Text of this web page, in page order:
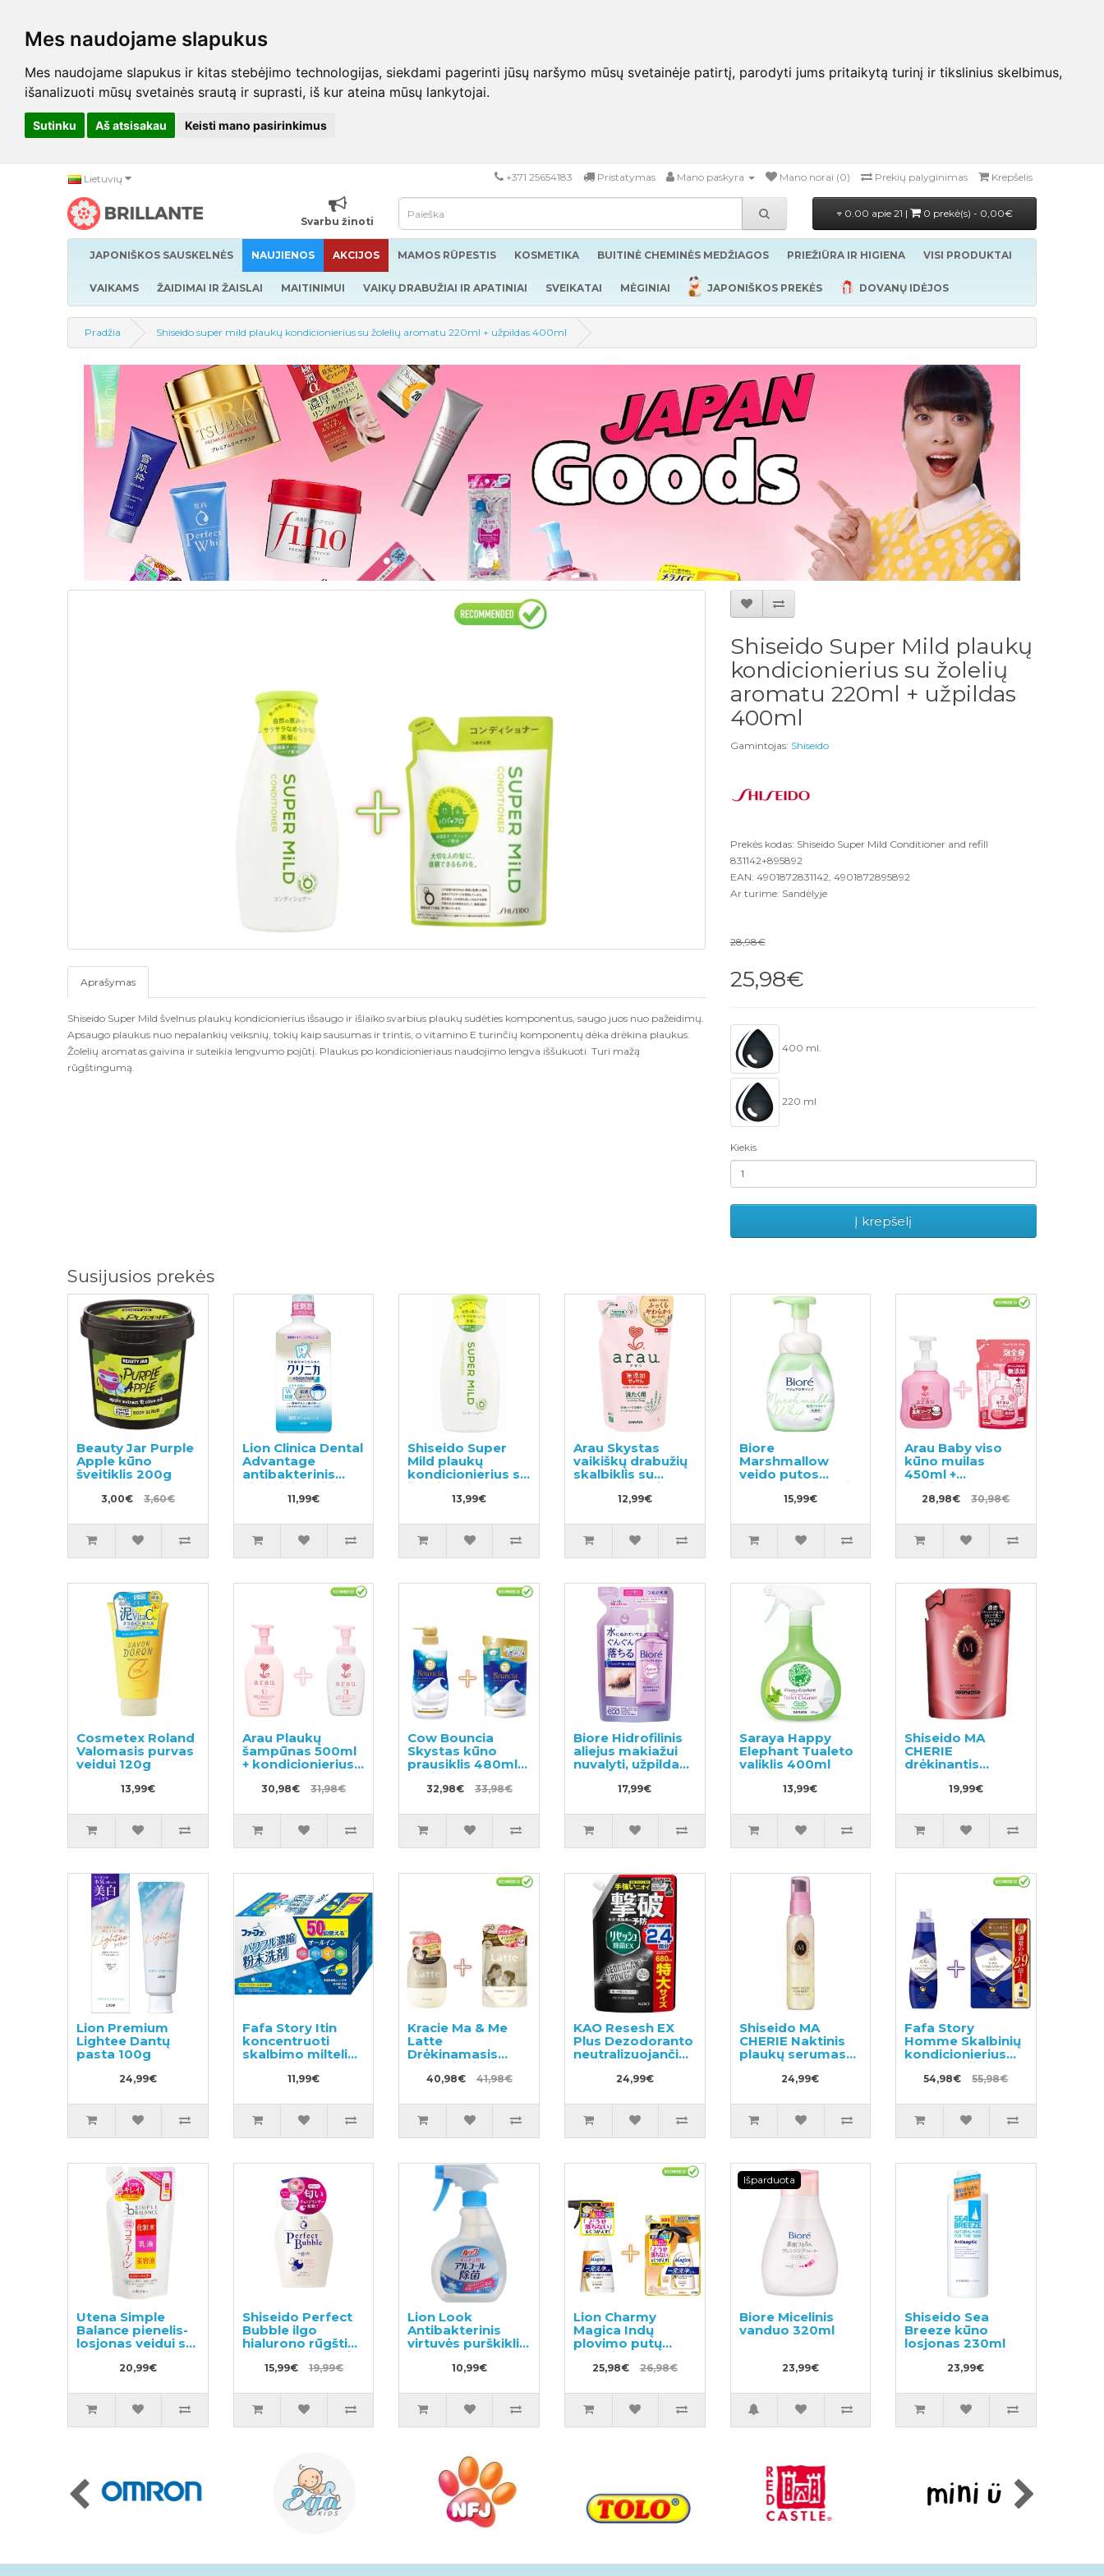
Mes naudojame slapukus
Mes naudojame slapukus ir kitas stebėjimo technologijas, siekdami pagerinti jūsų naršymo mūsų svetainėje patirtį, parodyti jums pritaikytą turinį ir tikslinius skelbimus,
išanalizuoti mūsų svetainės srautą ir suprasti, iš kur ateina mūsų lankytojai.
Sutinku Aš atsisakau Keisti mano pasirinkimus
Lietuvių +371 25654183 Pristatymas Mano paskyra Mano norai (0) Prekių palyginimas Krepšelis
Svarbu žinoti
0.00 apie 21 | 0 prekė(s) - 0,00€
JAPONIŠKOS SAUSKELNĖS NAUJIENOS AKCIJOS MAMOS RŪPESTIS KOSMETIKA BUITINĖ CHEMINĖS MEDŽIAGOS PRIEŽIŪRA IR HIGIENA VISI PRODUKTAI
VAIKAMS ŽAIDIMAI IR ŽAISLAI MAITINIMUI VAIKŲ DRABUŽIAI IR APATINIAI SVEIKATAI MĖGINIAI JAPONIŠKOS PREKĖS DOVANŲ IDĖJOS
Pradžia Shiseido super mild plaukų kondicionierius su žolelių aromatu 220ml + užpildas 400ml
Aprašymas
Shiseido Super Mild švelnus plaukų kondicionierius išsaugo ir išlaiko svarbius plaukų sudėties komponentus, saugo juos nuo pažeidimų.
Apsaugo plaukus nuo nepalankių veiksnių, tokių kaip sausumas ir trintis, o vitamino E turinčių komponentų dėka drėkina plaukus.
Žolelių aromatas gaivina ir suteikia lengvumo pojūtį. Plaukus po kondicionieriaus naudojimo lengva iššukuoti. Turi mažą
rūgštingumą.
Shiseido Super Mild plaukų
kondicionierius su žolelių
aromatu 220ml + užpildas
400ml
Gamintojas: Shiseido
Prekės kodas: Shiseido Super Mild Conditioner and refill
831142+895892
EAN: 4901872831142, 4901872895892
Ar turime: Sandėlyje
28,98€
25,98€
400 ml.
220 ml
Kiekis
Į krepšelį
Susijusios prekės
Beauty Jar Purple
Apple kūno
šveitiklis 200g
3,00€ 3,60€
Lion Clinica Dental
Advantage
antibakterinis
citrusinių vaisių
kvapo burnos
be alkoholio
450ml
11,99€
Shiseido Super
Mild plaukų
kondicionierius su
žolelių aromatu
13,99€
Arau Skystas
vaikiškų drabužių
skalbiklis su
levandų ir mėtų
ekstraktu,
1000ml
12,99€
Biore
Marshmallow
veido putos
spuoguotai odai
15,99€
Arau Baby viso
kūno muilas
450ml +
papildymas
400ml
28,98€ 30,98€
Cosmetex Roland
Valomasis purvas
veidui 120g
13,99€
Arau Plaukų
šampūnas 500ml
+ kondicionierius
30,98€ 31,98€
Cow Bouncia
Skystas kūno
prausiklis 480ml +
užpildas 360ml
32,98€ 33,98€
Biore Hidrofilinis
aliejus makiažui
nuvalyti, užpildas
17,99€
Saraya Happy
Elephant Tualeto
valiklis 400ml
13,99€
Shiseido MA
CHERIE
drėkinantis
plaukų šampūnas
su gėlių-vaisių
380ml
19,99€
Lion Premium
Lightee Dantų
pasta 100g
24,99€
Fafa Story Itin
koncentruoti
skalbimo milteliai
su balinimo
efektu 500g
11,99€
Kracie Ma & Me
Latte
Drėkinamasis
kondicionierius
490g +
40,98€ 41,98€
KAO Resesh EX
Plus Dezodoranto
neutralizuojančio
sportiniams ir
užpildas 680ml
24,99€
Shiseido MA
CHERIE Naktinis
plaukų serumas
24,99€
Fafa Story
Homme Skalbinių
kondicionierius
600ml + užpildas
1440ml
54,98€ 55,98€
Utena Simple
Balance pienelis-
losjonas veidui su
kolageno užpildu
200ml20,99€
Shiseido Perfect
Bubble ilgo
hialurono rūgšties
efekto dušo želė
500ml
15,99€ 19,99€
Lion Look
Antibakterinis
virtuvės purškiklis
10,99€
Lion Charmy
Magica Indų
plovimo putų
purškiklis 300ml +
užpildas 250ml
25,98€ 26,98€
Išparduota
Biore Micelinis
vanduo 320ml
23,99€
Shiseido Sea
Breeze kūno
losjonas 230ml
23,99€